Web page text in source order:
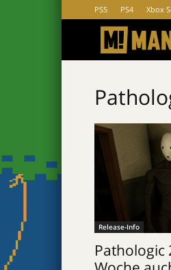
PS5 PS4 Xbox
Release-Info
Pathologic